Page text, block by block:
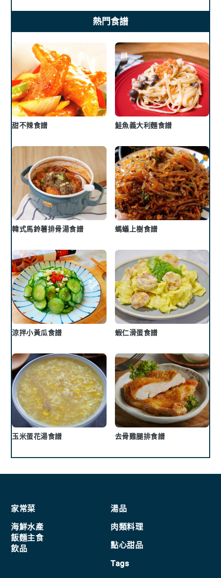
熱門食譜
甜不辣食譜 鮭魚義大利麵食譜
韓式馬鈴薯排骨湯食譜 螞蟻上樹食譜
涼拌小黃瓜食譜 蝦仁滑蛋食譜
玉米蛋花湯食譜 去骨雞腿排食譜
家常菜
海鮮水產
飯麵主食
飲品
湯品
肉類料理
點心甜品
Tags